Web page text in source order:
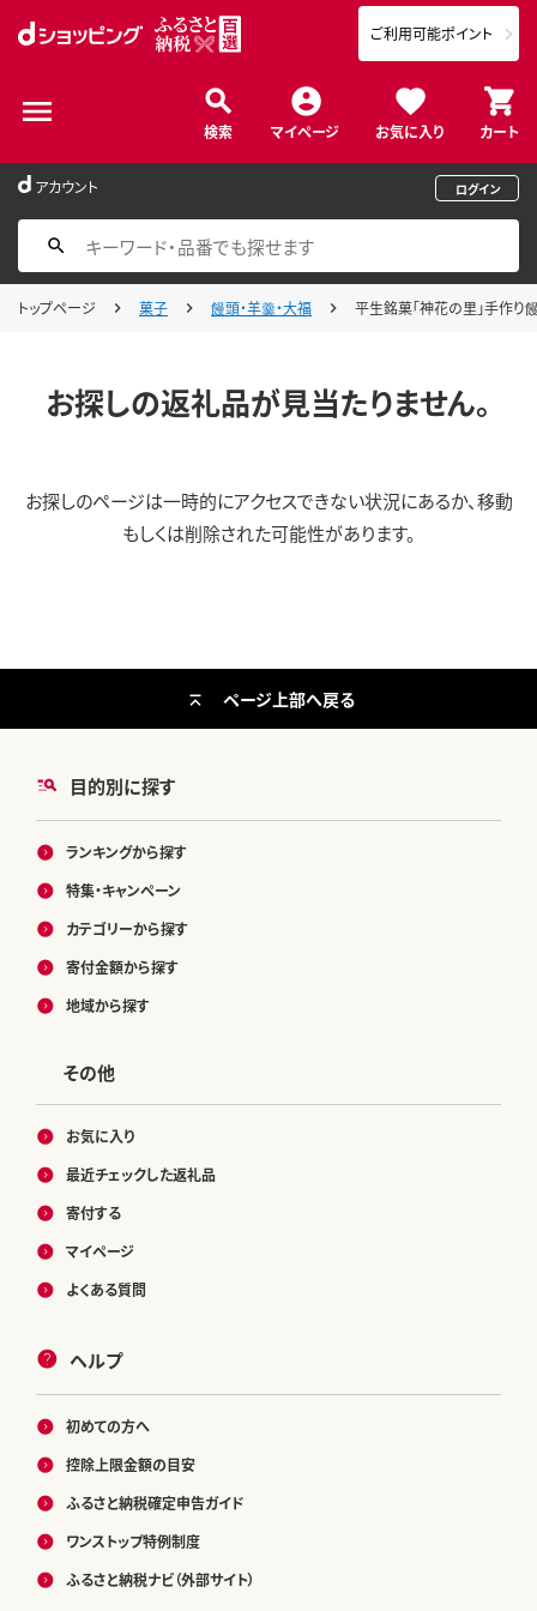
検索 マイページ お気に入り カート
ご利用可能ポイント
アカウント ログイン
トップページ 菓子 饅頭・羊羹・大福 平生銘菓「神花の里」手作り
お探しの返礼品が見当たりません。
お探しのページは一時的にアクセスできない状況にあるか、移動
もしくは削除された可能性があります。
目的別に探す
ランキングから探す
特集・キャンペーン
カテゴリーから探す
寄付金額から探す
地域から探す
その他
お気に入り
最近チェックした返礼品
寄付する
マイページ
よくある質問
ヘルプ
初めての方へ
控除上限金額の目安
ふるさと納税確定申告ガイド
ワンストップ特例制度
ふるさと納税ナビ（外部サイト）
ページ上部へ戻る